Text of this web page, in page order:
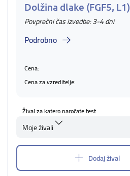
Dolžina dlake (FGF5, L1)
Povprečni čas izvedbe: 3-4 dni
Podrobno
Cena:
Cena za vzreditelje:
Žival za katero naročate test
Moje živali
Dodaj žival